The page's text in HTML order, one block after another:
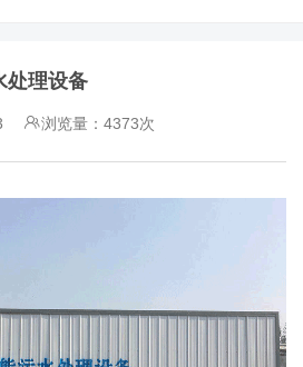
处理设备
浏览量：4373次